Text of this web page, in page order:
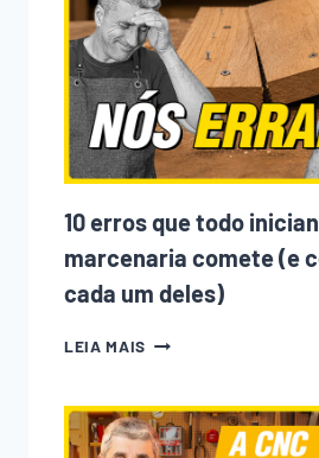
ENTRANDO
NA
MARCENARIA?
ENTENDA
O
QUE
MUDOU
NOS
ÚLTIMOS
10 erros que todo
marcenaria comete (e
cada um deles)
LEIA MAIS 10
TODO
INICIANTE
NA